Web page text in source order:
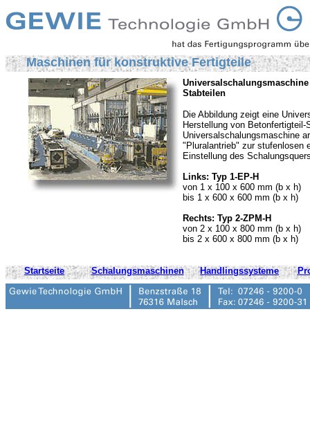
Maschinen für konstruktive Fertigteile
Stabteilen
Die Abbildung zeigt eine
Herstellung von
Universalschalungsmaschine
"Pluralantrieb" zur stufenlosen
Einstellung des
Links: Typ 1-EP-H
von 1 x 100 x 600 mm (b x h)
bis 1 x 600 x 600 mm (b x h)
Rechts: Typ 2-ZPM-H
von 2 x 100 x 800 mm (b x h)
bis 2 x 600 x 800 mm (b x h)
Startseite Schalungsmaschinen Handlingssysteme